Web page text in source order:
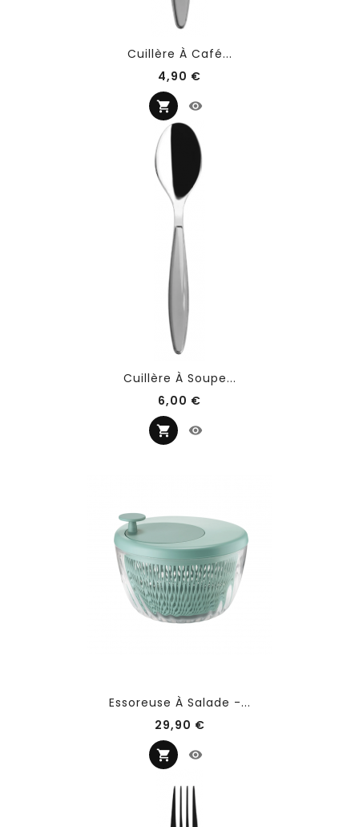
Cuillère À Café...
4,90 €
Cuillère À Soupe...
6,00 €
Essoreuse À Salade -...
29,90 €Prix